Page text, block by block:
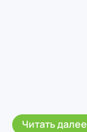
Читать далее